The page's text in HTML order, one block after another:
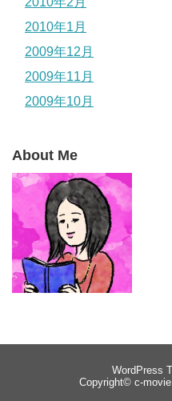
2010年1月
2009年12月
2009年11月
2009年10月
About Me
WordPress
Copyright© c-